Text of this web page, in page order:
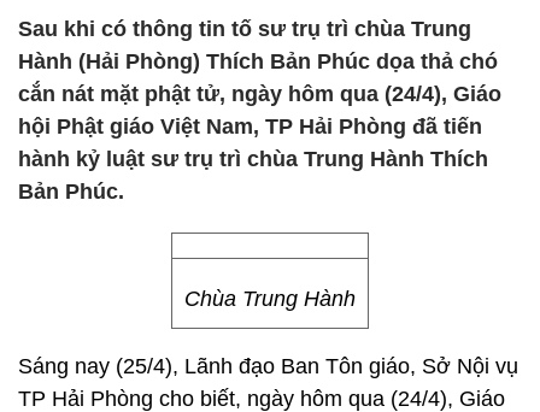
Sau khi có thông tin tố sư trụ trì chùa Trung
Hành (Hải Phòng) Thích Bản Phúc dọa thả chó
cắn nát mặt phật tử, ngày hôm qua (24/4), Giáo
hội Phật giáo Việt Nam, TP Hải Phòng đã tiến
hành kỷ luật sư trụ trì chùa Trung Hành Thích
Bản Phúc.
Chùa Trung Hành
Sáng nay (25/4), Lãnh đạo Ban Tôn giáo, Sở Nội vụ
TP Hải Phòng cho biết, ngày hôm qua (24/4), Giáo